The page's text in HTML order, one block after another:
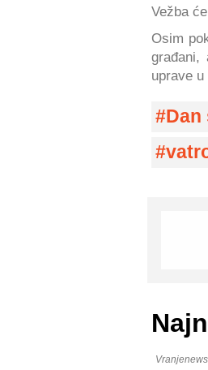
Vežba
Osim
građani,
uprave u